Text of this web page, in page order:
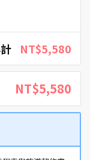
NT$5,580
NT$5,580